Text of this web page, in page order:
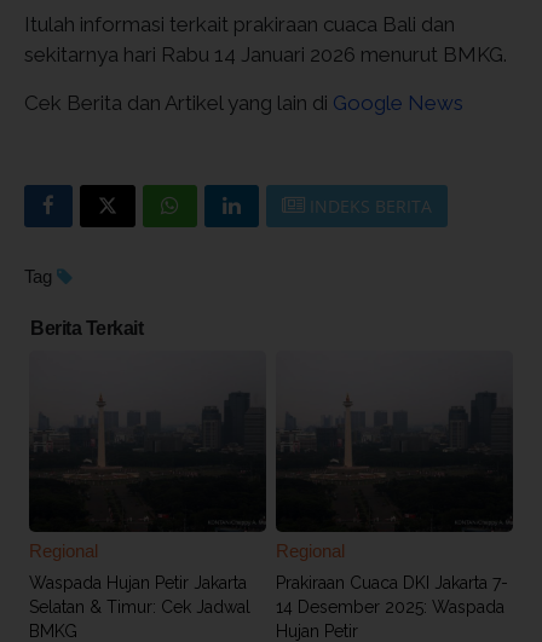
Itulah informasi terkait prakiraan cuaca Bali dan
sekitarnya hari Rabu 14 Januari 2026 menurut BMKG.
Cek Berita dan Artikel yang lain di Google News
INDEKS BERITA
Tag
Berita Terkait
Regional
Waspada Hujan Petir Jakarta
Selatan & Timur: Cek Jadwal
BMKG
Regional
Prakiraan Cuaca DKI Jakarta 7-
14 Desember 2025: Waspada
Hujan Petir